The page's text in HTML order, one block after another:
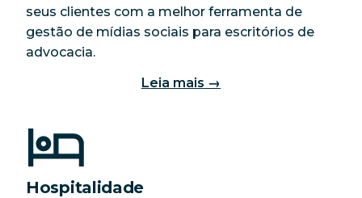
seus clientes com a melhor ferramenta de
gestão de mídias sociais para escritórios de
advocacia.
Leia mais →
Hospitalidade